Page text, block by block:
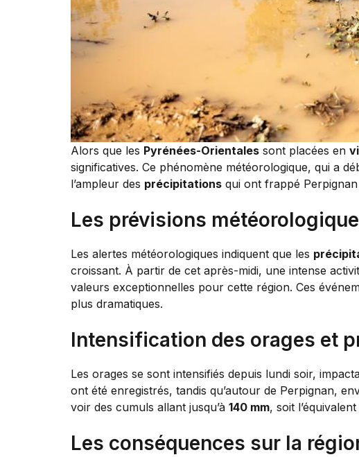
Alors que les Pyrénées-Orientales sont placées en
significatives. Ce phénomène météorologique, qui a
l’ampleur des précipitations qui ont frappé
Les prévisions
Les alertes météorologiques indiquent que les
croissant. À partir de cet après-midi, une intense
valeurs exceptionnelles pour cette région. Ces
plus dramatiques.
Intensification des orages et
Les orages se sont intensifiés depuis lundi soir,
ont été enregistrés, tandis qu’autour de Perpignan,
voir des cumuls allant jusqu’à 140 mm, soit
Les conséquences sur la